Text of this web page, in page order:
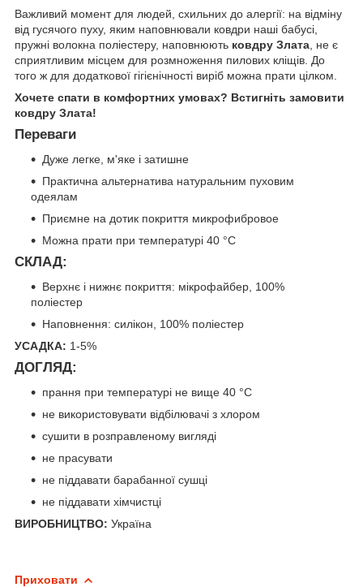
Важливий момент для людей, схильних до алергії: на відміну
від гусячого пуху, яким наповнювали ковдри наші бабусі,
пружні волокна поліестеру, наповнюють ковдру Злата, не є
сприятливим місцем для розмноження пилових кліщів. До
того ж для додаткової гігієнічності виріб можна прати цілком.
Хочете спати в комфортних умовах? Встигніть замовити
ковдру Злата!
Переваги
Дуже легке, м'яке і затишне
Практична альтернатива натуральним пуховим
одеялам
Приємне на дотик покриття микрофибровое
Можна прати при температурі 40 °C
СКЛАД:
Верхнє і нижнє покриття: мікрофайбер, 100%
поліестер
Наповнення: силікон, 100% поліестер
УСАДКА: 1-5%
ДОГЛЯД:
прання при температурі не вище 40 °C
не використовувати відбілювачі з хлором
сушити в розправленому вигляді
не прасувати
не піддавати барабанної сушці
не піддавати хімчистці
ВИРОБНИЦТВО: Україна
Приховати